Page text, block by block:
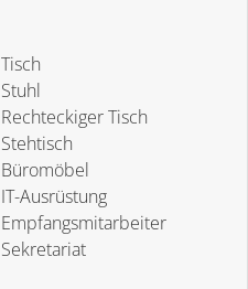
Tisch
Stuhl
Rechteckiger Tisch
Stehtisch
Büromöbel
IT-Ausrüstung
Empfangsmitarbeiter
Sekretariat